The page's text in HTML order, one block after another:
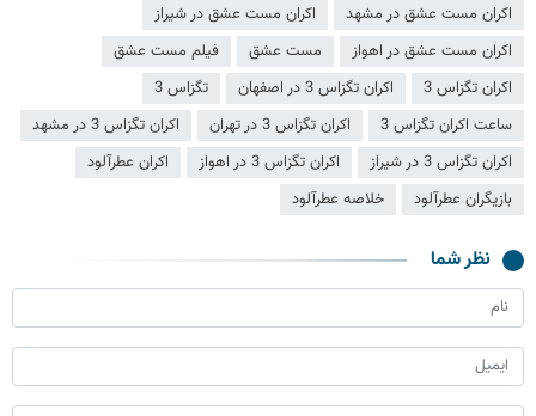
اکران مست عشق در مشهد
اکران مست عشق در شیراز
اکران مست عشق در اهواز
مست عشق
فیلم مست عشق
اکران تگزاس 3
اکران تگزاس 3 در اصفهان
تگزاس 3
ساعت اکران تگزاس 3
اکران تگزاس 3 در تهران
اکران تگزاس 3 در مشهد
اکران تگزاس 3 در شیراز
اکران تگزاس 3 در اهواز
اکران عطرآلود
بازیگران عطرآلود
خلاصه عطرآلود
نظر شما